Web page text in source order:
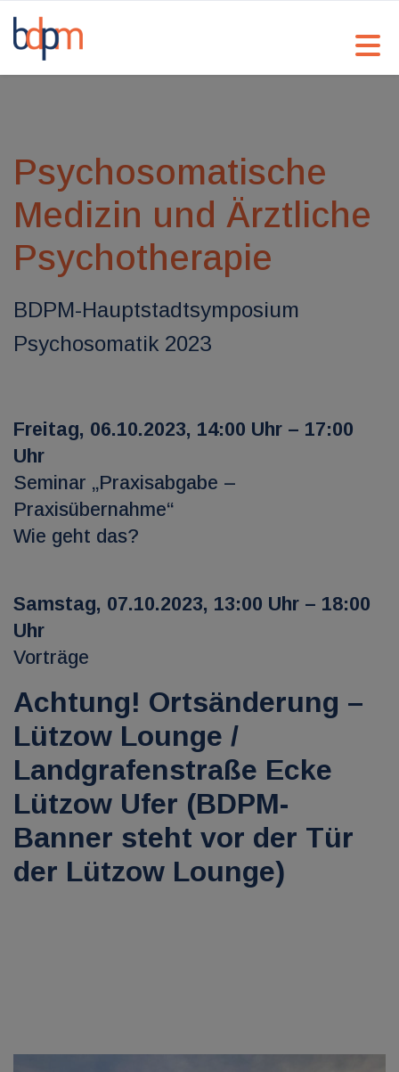
Psychosomatische
Medizin und Ärztliche
Psychotherapie
BDPM-Hauptstadtsymposium
Psychosomatik 2023
Freitag, 06.10.2023, 14:00 Uhr – 17:00
Uhr
Seminar „Praxisabgabe –
Praxisübernahme“
Wie geht das?
Samstag, 07.10.2023, 13:00 Uhr – 18:00
Uhr
Vorträge
Achtung! Ortsänderung –
Lützow Lounge /
Landgrafenstraße Ecke
Lützow Ufer (BDPM-
Banner steht vor der Tür
der Lützow Lounge)